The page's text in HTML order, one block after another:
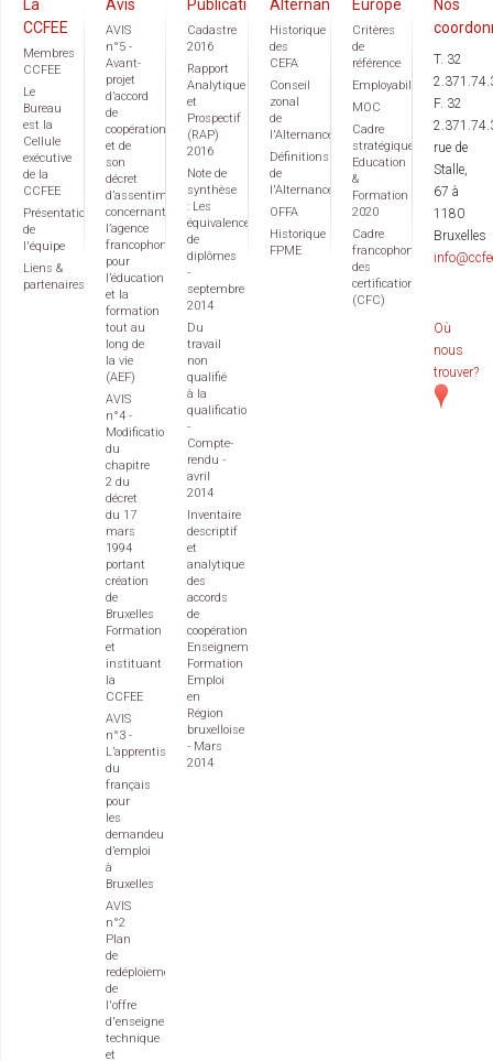
La
CCFEE
Membres
CCFEE
Le
Bureau
est la
Cellule
exécutive
de la
CCFEE
Présentation
de
l'équipe
Liens &
partenaires
Avis
AVIS
n°5 -
Avant-
projet
d’accord
de
coopération
et de
son
décret
d’assentiment
concernant
l’agence
francophone
pour
l’éducation
et la
formation
tout au
long de
la vie
(AEF)
AVIS
n°4 -
Modification
du
chapitre
2 du
décret
du 17
mars
1994
portant
création
de
Bruxelles
Formation
et
instituant
la
CCFEE
AVIS
n°3 -
L’apprentissage
du
français
pour
les
demandeurs
d’emploi
à
Bruxelles
AVIS
n°2
Plan
de
redéploiement
de
l'offre
d'enseignement
technique
et
Publications
Cadastre
2016
Rapport
Analytique
et
Prospectif
(RAP)
2016
Note de
synthèse
: Les
équivalences
de
diplômes
-
septembre
2014
Du
travail
non
qualifié
à la
qualification
-
Compte-
rendu -
avril
2014
Inventaire
descriptif
et
analytique
des
accords
de
coopération
Enseignement
Formation
Emploi
en
Région
bruxelloise
- Mars
2014
Alternance
Historique
des
CEFA
Conseil
zonal
de
l'Alternance
Définitions
de
l'Alternance
OFFA
Historique
FPME
Europe
Critères
de
référence
Employabilité
MOC
Cadre
stratégique
Education
&
Formation
2020
Cadre
francophone
des
certifications
(CFC)
Nos
T. 32
F. 32
rue de
Stalle,
67 à
1180
Bruxelles
Où
nous
trouver?